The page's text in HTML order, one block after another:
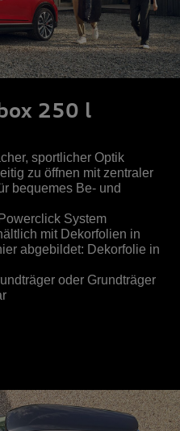
250 l
sportlicher Optik
zu öffnen mit zentraler
bequemes Be- und
System
mit Dekorfolien in
abgebildet: Dekorfolie in
oder Grundträger